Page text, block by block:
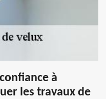
à
les travaux de